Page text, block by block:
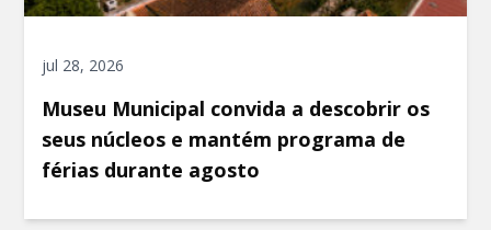
jul 28, 2026
Museu Municipal convida a descobrir os
seus núcleos e mantém programa de
férias durante agosto